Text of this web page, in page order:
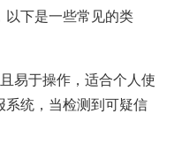
下是一些常见的类
易于操作，适合个人使
统，当检测到可疑信